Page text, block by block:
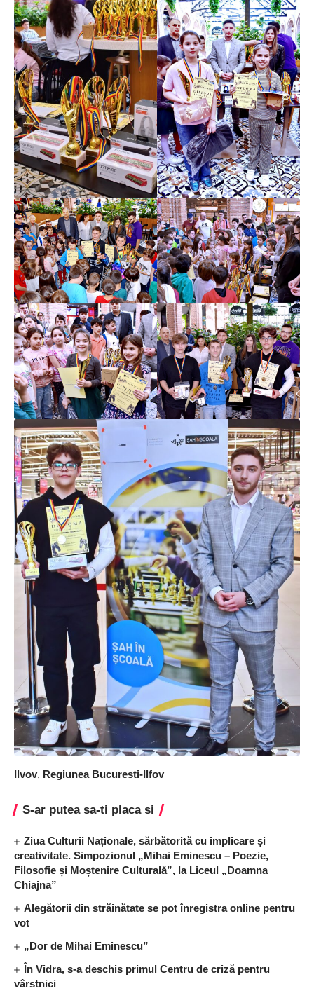
Ilvov, Regiunea Bucuresti-Ilfov
S-ar putea sa-ti placa si
Ziua Culturii Naționale, sărbătorită cu implicare și
creativitate. Simpozionul „Mihai Eminescu – Poezie,
Filosofie și Moștenire Culturală”, la Liceul „Doamna
Chiajna”
Alegătorii din străinătate se pot înregistra online pentru
vot
„Dor de Mihai Eminescu”
În Vidra, s-a deschis primul Centru de criză pentru
vârstnici